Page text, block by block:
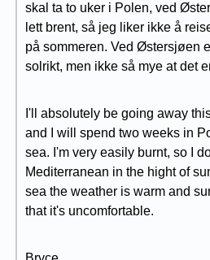
skal ta to uker i Polen, ved
lett brent, så jeg liker ikke å
på sommeren. Ved Østersjøen
solrikt, men ikke så mye at det
I'll absolutely be going away
and I will spend two weeks in
sea. I'm very easily burnt, so I
Mediterranean in the hight of
sea the weather is warm and
that it's uncomfortable.